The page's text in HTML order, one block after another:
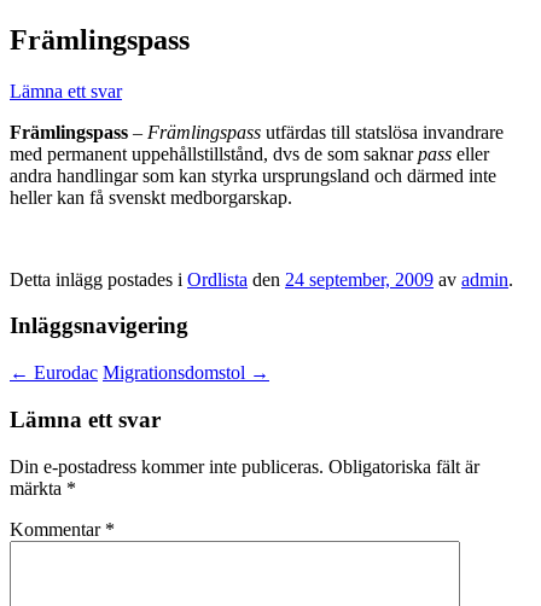
Främlingspass
Lämna ett svar
Främlingspass – Främlingspass utfärdas till statslösa invandrare
med permanent uppehållstillstånd, dvs de som saknarpass eller
andra handlingar som kan styrka ursprungsland och därmed inte
heller kan få svenskt medborgarskap.
Detta inlägg postades i Ordlista den 24 september, 2009 av admin.
Inläggsnavigering
← Eurodac Migrationsdomstol →
Lämna ett svar
Din e-postadress kommer inte publiceras. Obligatoriska fält är
märkta *
Kommentar *